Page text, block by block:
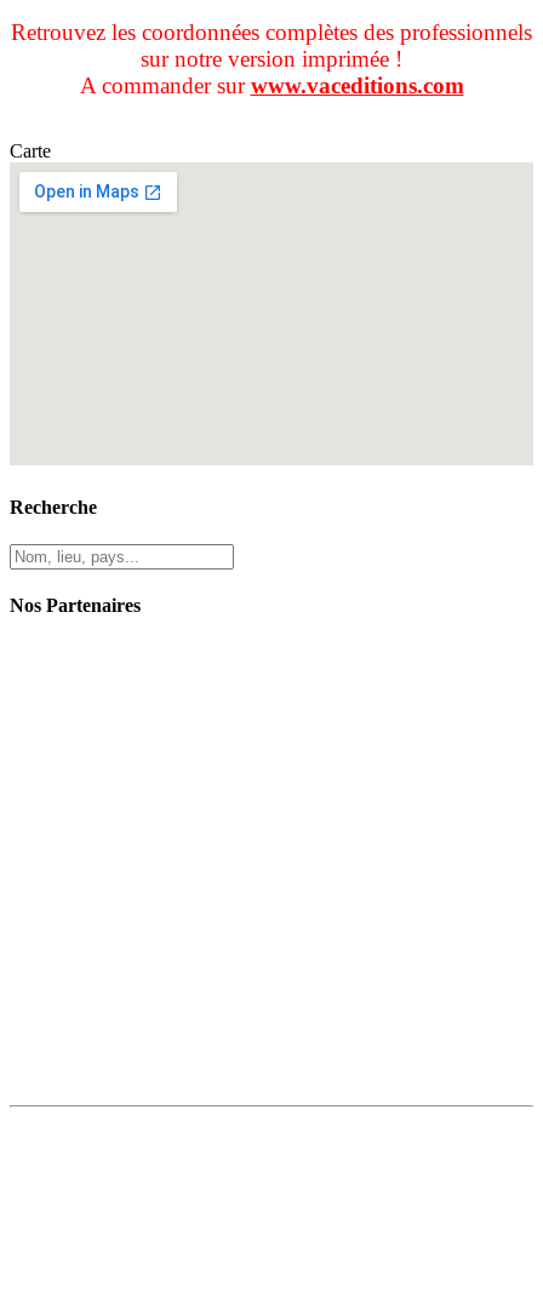
Retrouvez les coordonnées complètes des professionnels
sur notre version imprimée !
A commander surwww.vaceditions.com
Carte
Recherche
Nos Partenaires